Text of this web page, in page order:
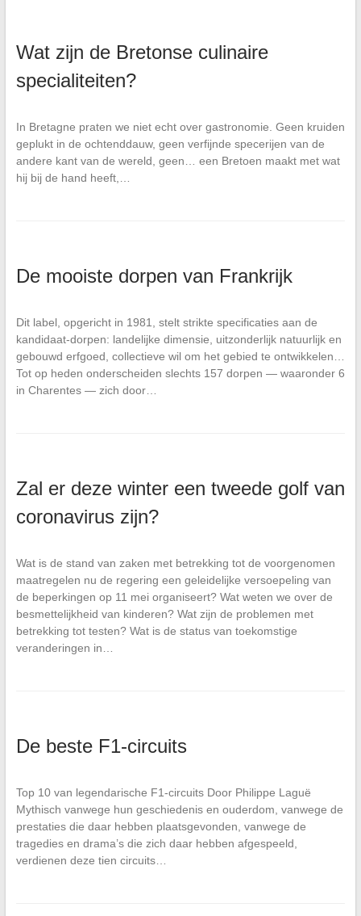
Wat zijn de Bretonse culinaire
specialiteiten?
In Bretagne praten we niet echt over gastronomie. Geen kruiden
geplukt in de ochtenddauw, geen verfijnde specerijen van de
andere kant van de wereld, geen… een Bretoen maakt met wat
hij bij de hand heeft,…
De mooiste dorpen van Frankrijk
Dit label, opgericht in 1981, stelt strikte specificaties aan de
kandidaat-dorpen: landelijke dimensie, uitzonderlijk natuurlijk en
gebouwd erfgoed, collectieve wil om het gebied te ontwikkelen…
Tot op heden onderscheiden slechts 157 dorpen — waaronder 6
in Charentes — zich door…
Zal er deze winter een tweede golf van
coronavirus zijn?
Wat is de stand van zaken met betrekking tot de voorgenomen
maatregelen nu de regering een geleidelijke versoepeling van
de beperkingen op 11 mei organiseert? Wat weten we over de
besmettelijkheid van kinderen? Wat zijn de problemen met
betrekking tot testen? Wat is de status van toekomstige
veranderingen in…
De beste F1-circuits
Top 10 van legendarische F1-circuits Door Philippe Laguë
Mythisch vanwege hun geschiedenis en ouderdom, vanwege de
prestaties die daar hebben plaatsgevonden, vanwege de
tragedies en drama’s die zich daar hebben afgespeeld,
verdienen deze tien circuits…